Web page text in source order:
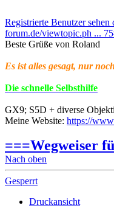
Registrierte Benutzer sehen
forum.de/viewtopic.ph ...
Beste Grüße von Roland
Es ist alles gesagt, nur
Die schnelle Selbsthilfe
GX9; S5D + diverse
Meine Website: https://
===Wegweiser
Nach oben
Gesperrt
Druckansicht